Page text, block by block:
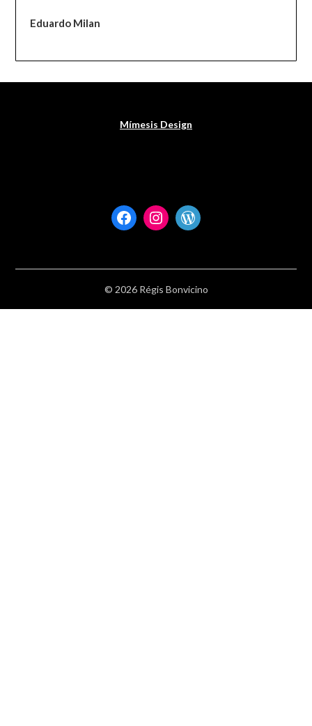
Eduardo Milan
Mímesis Design
Facebook
InstagramWordPress
© 2026 Régis Bonvicino